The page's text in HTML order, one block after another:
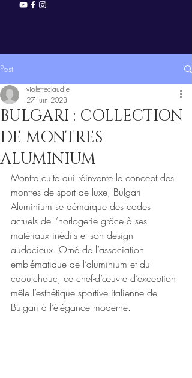
Post
BULGARI : COLLECTION
DE MONTRES
ALUMINIUM
violetteclaudie
27 juin 2023
Montre culte qui réinvente le concept des
montres de sport de luxe, Bulgari
Aluminium se démarque des codes
actuels de l’horlogerie grâce à ses
matériaux inédits et son design
audacieux. Orné de l’association
emblématique de l’aluminium et du
caoutchouc, ce chef-d’œuvre d’exception
mêle l’esthétique sportive italienne de
Bulgari à l’élégance moderne.